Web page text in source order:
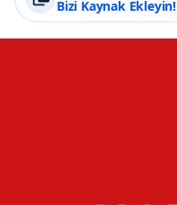
Bizi Kaynak Ekleyin!